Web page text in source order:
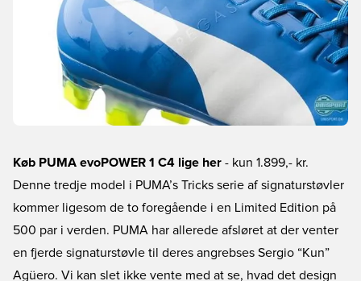
Køb PUMA evoPOWER 1 C4 lige her - kun 1.899,- kr.
Denne tredje model i PUMA’s Tricks serie af signaturstøvler
kommer ligesom de to foregående i en Limited Edition på
500 par i verden. PUMA har allerede afsløret at der venter
en fjerde signaturstøvle til deres angrebses Sergio “Kun”
Agüero. Vi kan slet ikke vente med at se, hvad det design